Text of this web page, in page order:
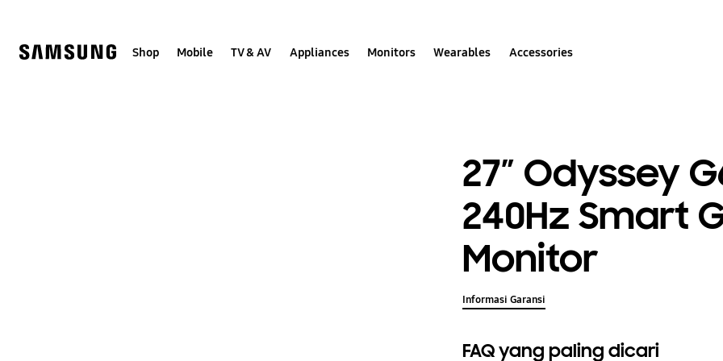
Shop Mobile TV & AV Appliances Monitors Wearables Accessories
27” Odyssey
240Hz Smart
Monitor
Informasi Garansi
FAQ yang paling dicari